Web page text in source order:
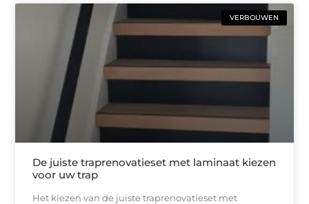
VERBOUWEN
De juiste traprenovatieset met laminaat kiezen
voor uw trap
Het kiezen van de juiste traprenovatieset met